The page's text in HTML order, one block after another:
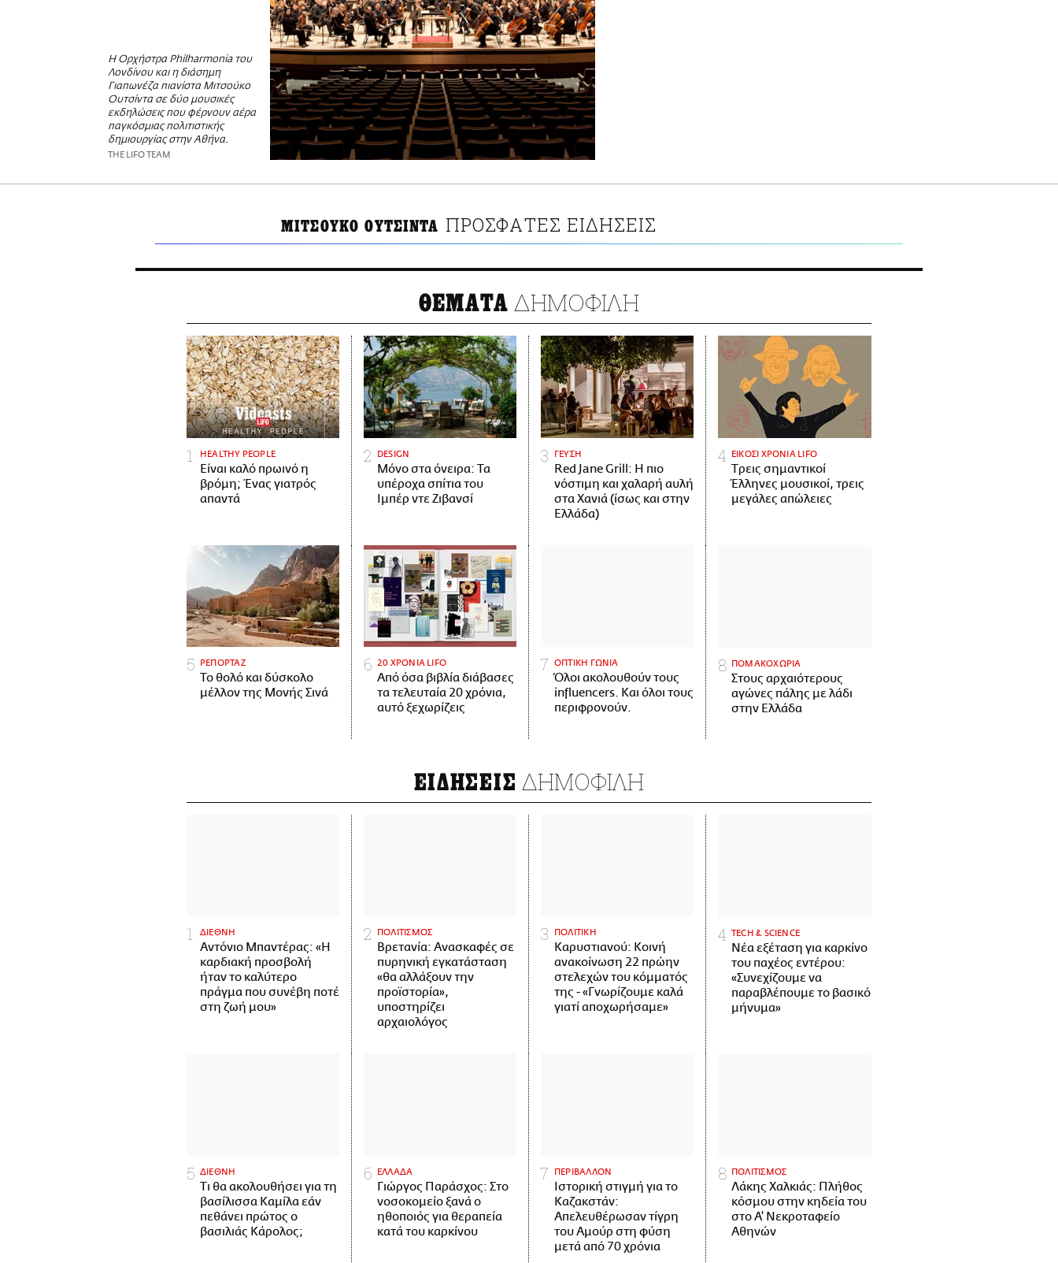
Η Ορχήστρα Philharmonia του
Λονδίνου και η διάσημη
Γιαπωνέζα πιανίστα Μιτσούκο
Ουτσίντα σε δύο μουσικές
εκδηλώσεις που φέρνουν αέρα
παγκόσμιας πολιτιστικής
δημιουργίας στην Αθήνα.
THE LIFO TEAM
ΜΙΤΣΟΥΚΟ ΟΥΤΣΙΝΤΑ ΠΡΟΣΦΑΤΕΣ ΕΙΔΗΣΕΙΣ
ΘΕΜΑΤΑ ΔΗΜΟΦΙΛΗ
HEALTHY PEOPLE
Είναι καλό πρωινό η
βρόμη; Ένας γιατρός
απαντά
DESIGN
Μόνο στα όνειρα: Τα
υπέροχα σπίτια του
Ιμπέρ ντε Ζιβανσί
ΓΕΥΣΗ
Red Jane Grill: Η πιο
νόστιμη και χαλαρή αυλή
στα Χανιά (ίσως και στην
Ελλάδα)
ΕΙΚΟΣΙ ΧΡΟΝΙΑ LIFO
Tρεις σημαντικοί
Έλληνες μουσικοί, τρεις
μεγάλες απώλειες
ΡΕΠΟΡΤΑΖ
Το θολό και δύσκολο
μέλλον της Μονής Σινά
20 ΧΡΟΝΙΑ LIFO
Από όσα βιβλία διάβασες
τα τελευταία 20 χρόνια,
αυτό ξεχωρίζεις
ΟΠΤΙΚΗ ΓΩΝΙΑ
Όλοι ακολουθούν τους
influencers. Και όλοι τους
περιφρονούν.
ΠΟΜΑΚΟΧΩΡΙΑ
Στους αρχαιότερους
αγώνες πάλης με λάδι
στην Ελλάδα
ΕΙΔΗΣΕΙΣ ΔΗΜΟΦΙΛΗ
ΔΙΕΘΝΗ
Αντόνιο Μπαντέρας: «Η
καρδιακή προσβολή
ήταν το καλύτερο
πράγμα που συνέβη ποτέ
στη ζωή μου»
ΠΟΛΙΤΙΣΜΟΣ
Βρετανία: Ανασκαφές σε
πυρηνική εγκατάσταση
«θα αλλάξουν την
προϊστορία»,
υποστηρίζει
αρχαιολόγος
ΠΟΛΙΤΙΚΗ
Καρυστιανού: Κοινή
ανακοίνωση 22 πρώην
στελεχών του κόμματός
της - «Γνωρίζουμε καλά
γιατί αποχωρήσαμε»
ΤECH & SCIENCE
Νέα εξέταση για καρκίνο
του παχέος εντέρου:
«Συνεχίζουμε να
παραβλέπουμε το βασικό
μήνυμα»
ΔΙΕΘΝΗ
Τι θα ακολουθήσει για τη
βασίλισσα Καμίλα εάν
πεθάνει πρώτος ο
βασιλιάς Κάρολος;
ΕΛΛΑΔΑ
Γιώργος Παράσχος: Στο
νοσοκομείο ξανά ο
ηθοποιός για θεραπεία
κατά του καρκίνου
ΠΕΡΙΒΑΛΛΟΝ
Ιστορική στιγμή για το
Καζακστάν:
Απελευθέρωσαν τίγρη
του Αμούρ στη φύση
μετά από 70 χρόνια
ΠΟΛΙΤΙΣΜΟΣ
Λάκης Χαλκιάς: Πλήθος
κόσμου στην κηδεία του
στο Α' Νεκροταφείο
Αθηνών